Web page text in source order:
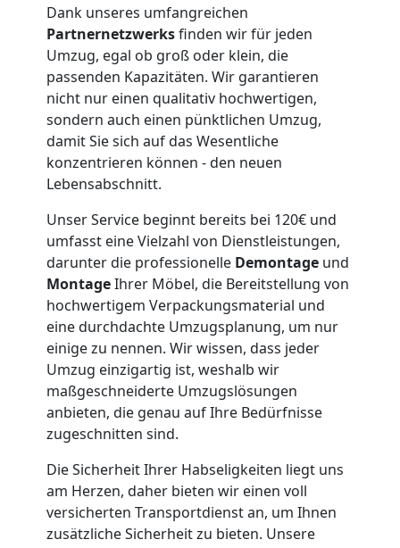
Dank unseres umfangreichen
Partnernetzwerksfinden wir für jeden
Umzug, egal ob groß oder klein, die
passenden Kapazitäten. Wir garantieren
nicht nur einen qualitativ hochwertigen,
sondern auch einen pünktlichen Umzug,
damit Sie sich auf das Wesentliche
konzentrieren können - den neuen
Lebensabschnitt.
Unser Service beginnt bereits bei 120€ und
umfasst eine Vielzahl von Dienstleistungen,
darunter die professionelle Demontage und
MontageIhrer Möbel, die Bereitstellung von
hochwertigem Verpackungsmaterial und
eine durchdachte Umzugsplanung, um nur
einige zu nennen. Wir wissen, dass jeder
Umzug einzigartig ist, weshalb wir
maßgeschneiderte Umzugslösungen
anbieten, die genau auf Ihre Bedürfnisse
zugeschnitten sind.
Die Sicherheit Ihrer Habseligkeiten liegt uns
am Herzen, daher bieten wir einen voll
versicherten Transportdienst an, um Ihnen
zusätzliche Sicherheit zu bieten. Unsere
Umzugshelfer
Wolfsberg
Möbeltaxi
Wolfsberg
Kleintransport
Wolfsberg
Möbelmontage
Wolfsberg
Möbeltransport
Wolfsberg